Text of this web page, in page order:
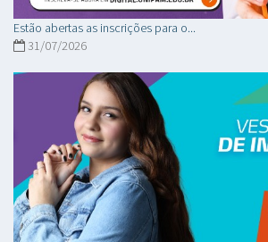
Estão abertas as inscrições para o...
31/07/2026